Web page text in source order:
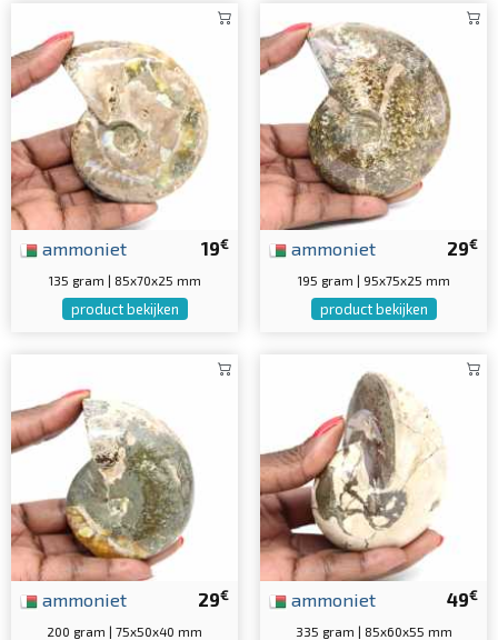
19€
ammoniet
135 gram | 85x70x25 mm
product bekijken
29€
ammoniet
195 gram | 95x75x25 mm
product bekijken
29€
ammoniet
200 gram | 75x50x40 mm
49€
ammoniet
335 gram | 85x60x55 mm